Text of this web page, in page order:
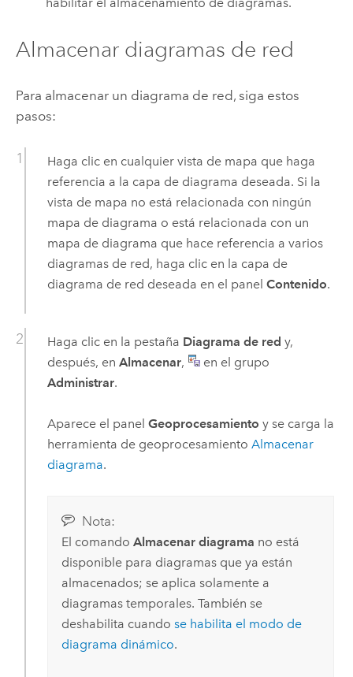
Almacenar diagramas de red
Para almacenar un diagrama de red, siga estos
pasos:
Haga clic en cualquier vista de mapa que haga
referencia a la capa de diagrama deseada. Si la
vista de mapa no está relacionada con ningún
mapa de diagrama o está relacionada con un
mapa de diagrama que hace referencia a varios
diagramas de red, haga clic en la capa de
diagrama de red deseada en el panel Contenido.
Haga clic en la pestaña Diagrama de red y,
después, en Almacenar,
en el grupo
Administrar.
Aparece el panel Geoprocesamiento y se carga la
herramienta de geoprocesamiento Almacenar
diagrama.
Nota:
El comando Almacenar diagrama no está
disponible para diagramas que ya están
almacenados; se aplica solamente a
diagramas temporales. También se
deshabilita cuando se habilita el modo de
diagrama dinámico.